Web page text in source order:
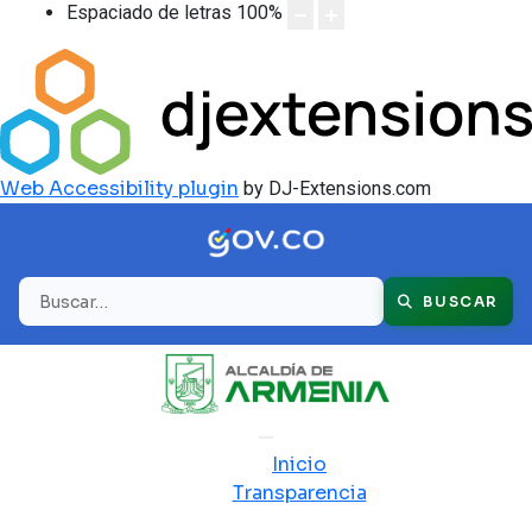
Espaciado de letras 100%
Web Accessibility plugin by DJ-Extensions.com
Buscar BUSCAR
Inicio
Transparencia